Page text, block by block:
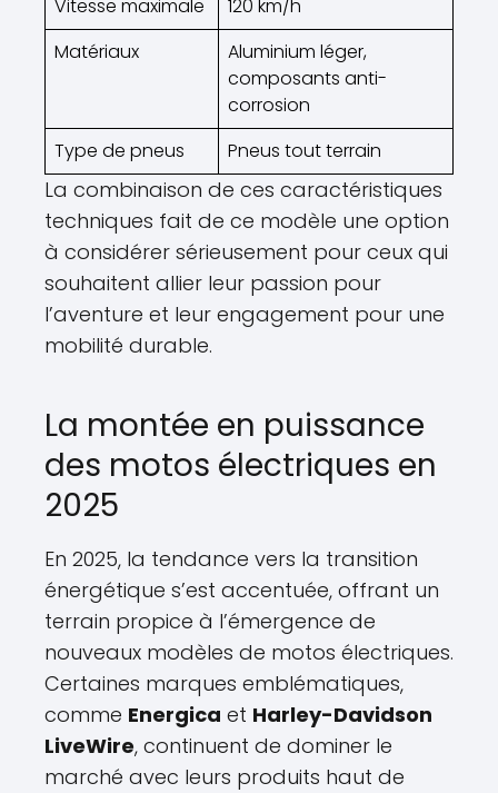
Vitesse maximale
120 km/h
Matériaux
Aluminium léger,
composants anti-
corrosion
Type de pneus
Pneus tout terrain
La combinaison de ces caractéristiques
techniques fait de ce modèle une option
à considérer sérieusement pour ceux qui
souhaitent allier leur passion pour
l’aventure et leur engagement pour une
mobilité durable.
La montée en puissance
des motos électriques en
2025
En 2025, la tendance vers la transition
énergétique s’est accentuée, offrant un
terrain propice à l’émergence de
nouveaux modèles de motos électriques.
Certaines marques emblématiques,
comme Energica et Harley-Davidson
LiveWire, continuent de dominer le
marché avec leurs produits haut de